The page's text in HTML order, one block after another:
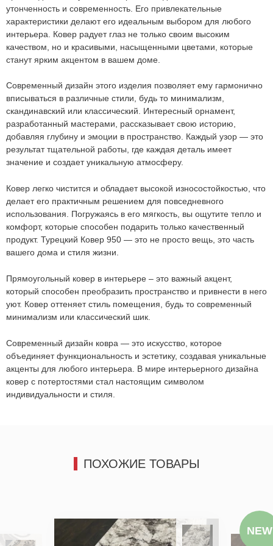
утонченность и современность. Его привлекательные
характеристики делают его идеальным выбором для любого
интерьера. Ковер радует глаз не только своим высоким
качеством, но и красивыми, насыщенными цветами, которые
станут ярким акцентом в вашем доме.
Современный дизайн этого изделия позволяет ему гармонично
вписываться в различные стили, будь то минимализм,
скандинавский или классический. Интересный орнамент,
разработанный мастерами, рассказывает свою историю,
добавляя глубину и эмоции в пространство. Каждый узор — это
результат тщательной работы, где каждая деталь имеет
значение и создает уникальную атмосферу.
Ковер легко чистится и обладает высокой износостойкостью, что
делает его практичным решением для повседневного
использования. Погружаясь в его мягкость, вы ощутите тепло и
комфорт, которые способен подарить только качественный
продукт. Турецкий Ковер 950 — это не просто вещь, это часть
вашего дома и стиля жизни.
Прямоугольный ковер в интерьере – это важный акцент,
который способен преобразить пространство и привнести в него
уют. Ковер оттеняет стиль помещения, будь то современный
минимализм или классический шик.
Современный дизайн ковра — это искусство, которое
объединяет функциональность и эстетику, создавая уникальные
акценты для любого интерьера. В мире интерьерного дизайна
ковер с потертостями стал настоящим символом
индивидуальности и стиля.
ПОХОЖИЕ ТОВАРЫ
NEW
ОСТАВИТЬ ЗАЯВКУ
Отправить
Оформитьзаказ!
Ковер 950
позвоним и подробно проконсультируем по всем вопросам,
которые действительно для Вас важны.
Отправить